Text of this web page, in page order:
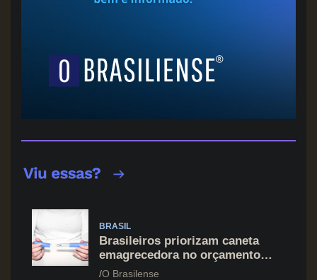
BRASIL
Brasileiros priorizam caneta
emagrecedora no orçamento
mesmo em situação de aperto
O Brasilense